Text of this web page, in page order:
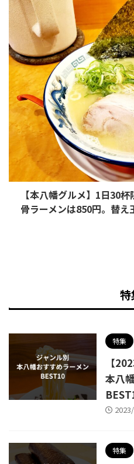
【本八幡グルメ】1日30
骨ラーメンは850円。替
特
特集
【
本八
特集